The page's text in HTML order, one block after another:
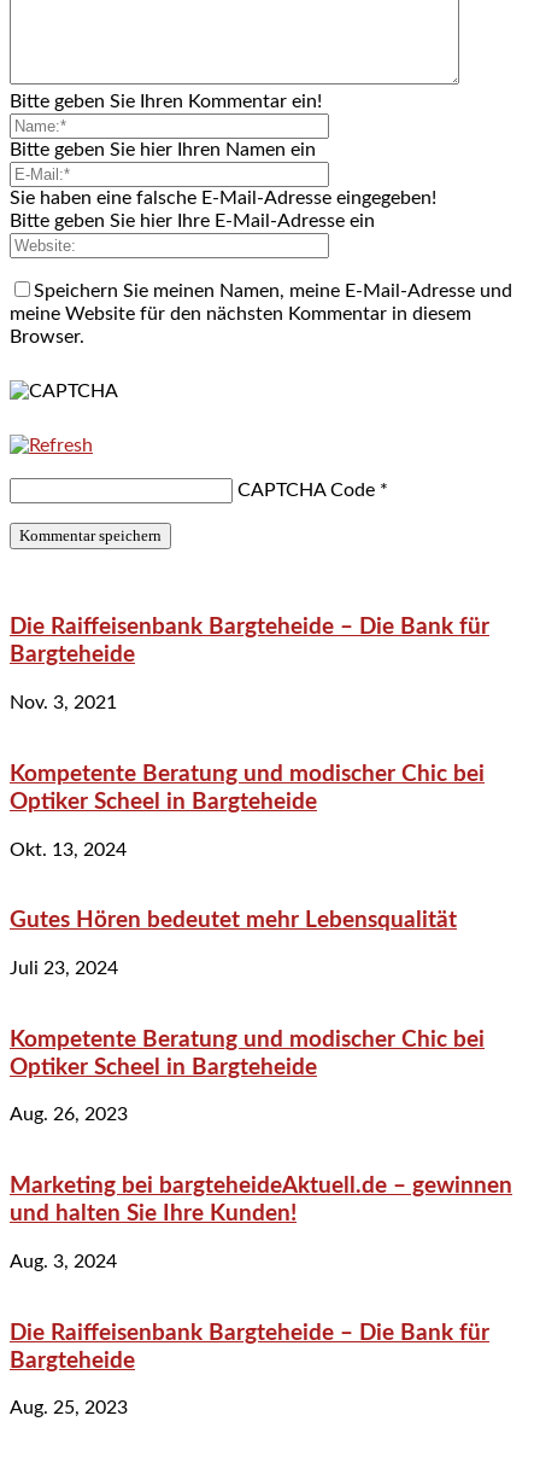
Bitte geben Sie Ihren Kommentar ein!
Bitte geben Sie hier Ihren Namen ein
Sie haben eine falsche E-Mail-Adresse eingegeben!
Bitte geben Sie hier Ihre E-Mail-Adresse ein
Speichern Sie meinen Namen, meine E-Mail-Adresse und
meine Website für den nächsten Kommentar in diesem
Browser.
CAPTCHA Code *
Die Raiffeisenbank Bargteheide – Die Bank für
Bargteheide
Nov. 3, 2021
Kompetente Beratung und modischer Chic bei
Optiker Scheel in Bargteheide
Okt. 13, 2024
Gutes Hören bedeutet mehr Lebensqualität
Juli 23, 2024
Kompetente Beratung und modischer Chic bei
Optiker Scheel in Bargteheide
Aug. 26, 2023
Marketing bei bargteheideAktuell.de – gewinnen
und halten Sie Ihre Kunden!
Aug. 3, 2024
Die Raiffeisenbank Bargteheide – Die Bank für
Bargteheide
Aug. 25, 2023